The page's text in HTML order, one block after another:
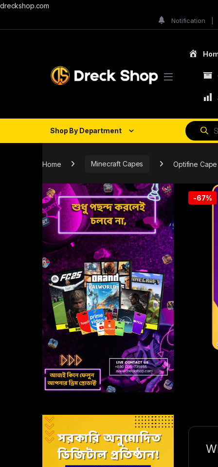
dreckshop.com
Notification
Shop By Department
Home Minecraft Capes Optifine
-67%